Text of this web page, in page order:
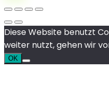
Diese Website benutzt
weiter nutzt, gehen wir
OK